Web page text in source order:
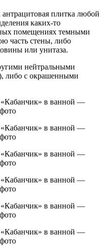
плитка любой
каких-то
помещениях темными
часть стены, либо
или унитаза.
нейтральными
либо с окрашенными